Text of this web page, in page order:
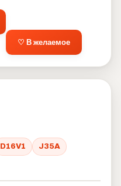
♡ В желаемое
D16V1 J35A